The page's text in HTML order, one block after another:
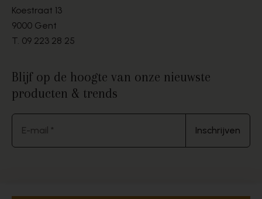
Koestraat 13
9000 Gent
T. 09 223 28 25
Blijf op de hoogte van onze nieuwste
producten & trends
E-mail * Inschrijven